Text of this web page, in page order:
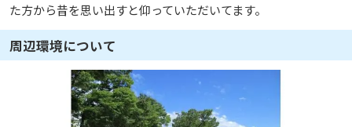
た方から昔を思い出すと仰っていただいてます。
周辺環境について